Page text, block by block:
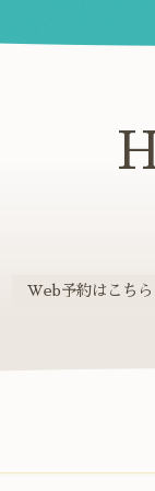
Web予約はこちら